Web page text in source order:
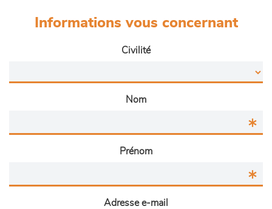
Informations vous concernant
Civilité
Nom
Prénom
Adresse e-mail